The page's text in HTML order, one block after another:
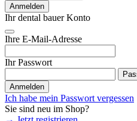
Anmelden
Ihr dental bauer Konto
Ihre E-Mail-Adresse
Ihr Passwort
Anmelden
Ich habe mein Passwort vergessen
Sie sind neu im Shop?